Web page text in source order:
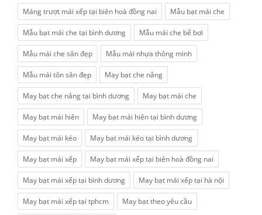
Máng trượt mái xếp tại biên hoà đồng nai Mẫu bạt mái che
Mẫu bạt mái che tại bình dương Mẫu mái che bể bơi
Mẫu mái che sân đẹp Mẫu mái nhựa thông minh
Mẫu mái tôn sân đẹp May bạt che nắng
May bạt che nắng tại bình dương May bạt mái che
May bạt mái hiên May bạt mái hiên tại bình dương
May bạt mái kéo May bạt mái kéo tại bình dương
May bạt mái xếp May bạt mái xếp tại biên hoà đồng nai
May bạt mái xếp tại bình dương May bạt mái xếp tại hà nội
May bạt mái xếp tại tphcm May bạt theo yêu cầu